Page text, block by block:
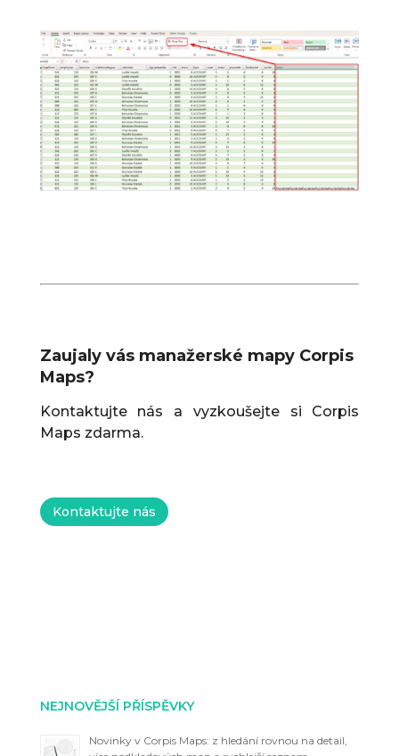
Zaujaly vás manažerské mapy Corpis
Maps?
Kontaktujte nás a vyzkoušejte si Corpis
Maps zdarma.
Kontaktujte nás
NEJNOVĚJŠÍ PŘÍSPĚVKY
Novinky v Corpis Maps: z hledání rovnou na detail,